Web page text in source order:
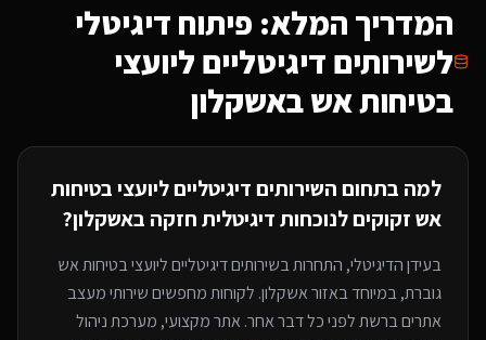
המדריך המלא: פיתוח דיגיטלי
לשירותים דיגיטליים ליועצי
בטיחות אשבאשקלון
למה בתחום השירותים דיגיטליים ליועצי בטיחות
אשזקוקים לנוכחות דיגיטלית חזקה באשקלון?
בעידן הדיגיטלי, התחרות בשירותים דיגיטליים ליועצי בטיחות אש
גוברת, במיוחדבאזור אשקלון. לקוחות מחפשים שירותימעצב
אתריםברשת לפני כל דבר אחר. אתר מקצועי, מערכת ניהול